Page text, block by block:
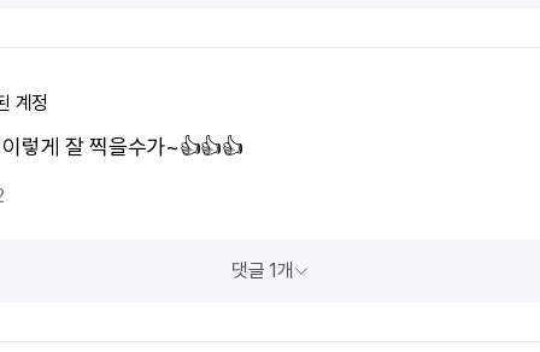
계정
이렇게 잘 찍을수가~👍👍👍
댓글 1개